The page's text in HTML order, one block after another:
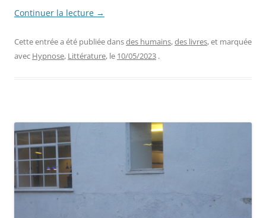
Continuer la lecture →
Cette entrée a été publiée dansdes humains,des livres, et marquée
avec Hypnose, Littérature, le 10/05/2023 .